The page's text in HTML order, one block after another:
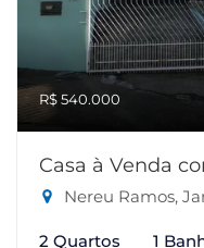
R$ 540.000
Casa à Venda
Nereu Ramos,
2 Quartos 1